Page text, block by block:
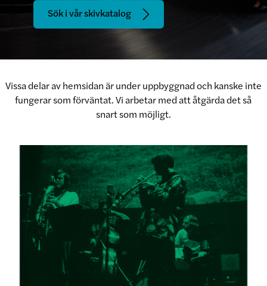
Sök i vår skivkatalog
Vissa delar av hemsidan är under uppbyggnad och kanske inte
fungerar som förväntat. Vi arbetar med att åtgärda det så
snart som möjligt.